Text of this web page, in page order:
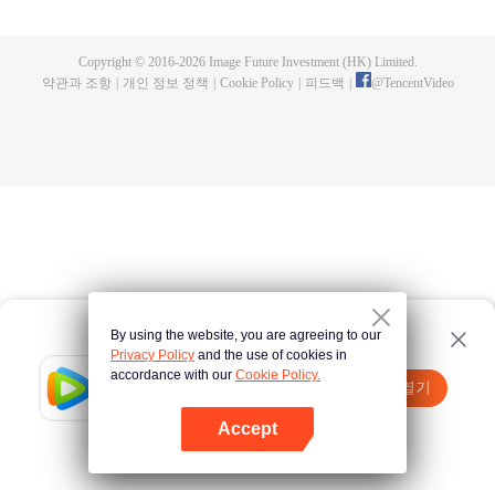
Tencent Video
앱 열기
여기 클릭 다시 시도
Copyright © 2016-2026Image Future Investment (HK) Limited.
약관과 조항
개인 정보 정책 Cookie Policy 피드백 @TencentVideo
By using the website, you are agreeing to our
Privacy Policy and the use of cookies in
accordance with our Cookie Policy.
Accept